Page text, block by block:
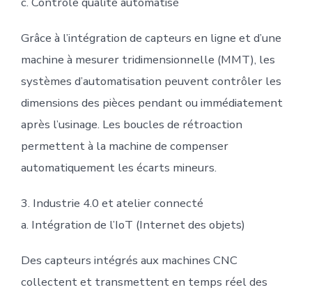
Grâce à l’intégration de capteurs en ligne et d’une
machine à mesurer tridimensionnelle (MMT), les
systèmes d’automatisation peuvent contrôler les
dimensions des pièces pendant ou immédiatement
après l’usinage. Les boucles de rétroaction
permettent à la machine de compenser
automatiquement les écarts mineurs.
3. Industrie 4.0 et atelier connecté
a. Intégration de l’IoT (Internet des objets)
Des capteurs intégrés aux machines CNC
collectent et transmettent en temps réel des